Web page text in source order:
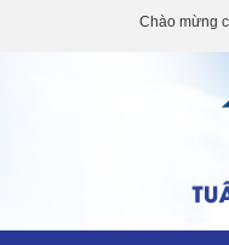
Chào mừng